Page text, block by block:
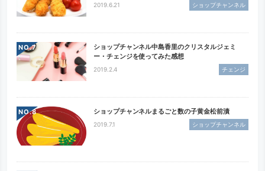
2019.6.21 ショップチャンネル
NO.
ショップチャンネル中島香里のクリスタルジェミ
ー・チェンジを使ってみた感想
2019.2.4 チェンジ
NO. ショップチャンネルまるごと数の子黄金松前漬
2019.7.1 ショップチャンネル